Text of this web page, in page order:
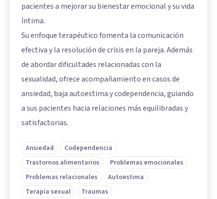
pacientes a mejorar su bienestar emocional y su vida
íntima.
Su enfoque terapéutico fomenta la comunicación
efectiva y la resolución de crisis en la pareja. Además
de abordar dificultades relacionadas con la
sexualidad, ofrece acompañamiento en casos de
ansiedad, baja autoestima y codependencia, guiando
a sus pacientes hacia relaciones más equilibradas y
satisfactorias.
Ansiedad
Codependencia
Trastornos alimentarios
Problemas emocionales
Problemas relacionales
Autoestima
Terapia sexual
Traumas